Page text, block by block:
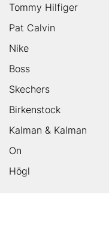
Tommy Hilfiger
Pat Calvin
Nike
Boss
Skechers
Birkenstock
Kalman & Kalman
On
Högl